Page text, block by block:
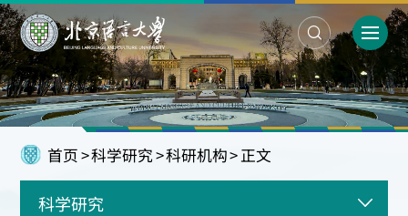
首页>科学研究>科研机构>正文
科学研究